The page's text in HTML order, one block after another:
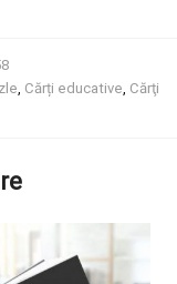
Cărți educative Cărţi